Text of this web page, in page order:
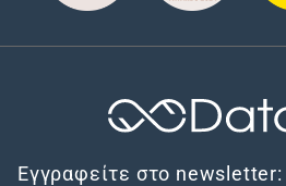
Εγγραφείτε στο newsletter: